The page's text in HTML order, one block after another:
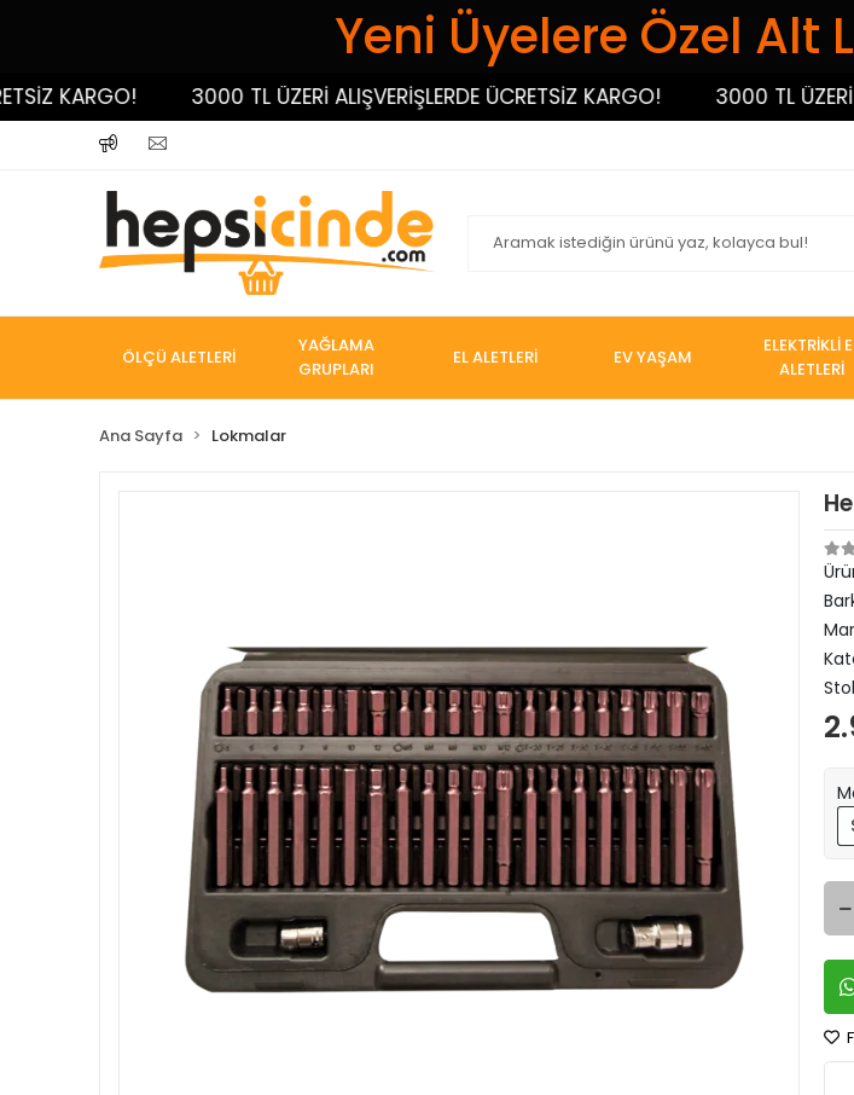
Yeni Üyelere Özel Alt
KARGO! 3000 TL ÜZERİ ALIŞVERİŞLERDE ÜCRETSİZ KARGO! 3000 TL ÜZERİ
ÖLÇÜ ALETLERİ
YAĞLAMA
GRUPLARI
EL ALETLERİ EV YAŞAM
ELEKTRİKLİ
ALETLERİ
Ana Sayfa Lokmalar